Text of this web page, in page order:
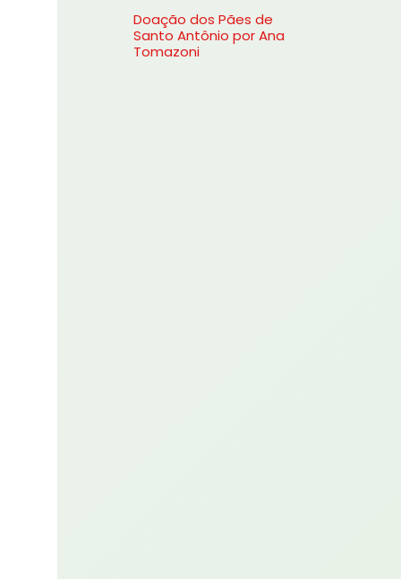
Doação dos Pães de
Santo Antônio por Ana
Tomazoni